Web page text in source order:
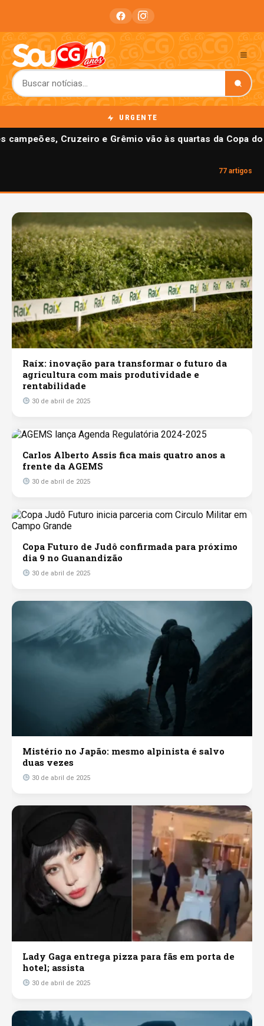
URGENTE
campeões, Cruzeiro e Grêmio vão às quartas da Copa do
77 artigos
Raíx: inovação para transformar o futuro da
agricultura com mais produtividade e
rentabilidade
30 de abril de 2025
Carlos Alberto Assis fica mais quatro anos a
frente da AGEMS
30 de abril de 2025
Copa Futuro de Judô confirmada para próximo
dia 9 no Guanandizão
30 de abril de 2025
Mistério no Japão: mesmo alpinista é salvo
duas vezes
30 de abril de 2025
Lady Gaga entrega pizza para fãs em porta de
hotel; assista
30 de abril de 2025